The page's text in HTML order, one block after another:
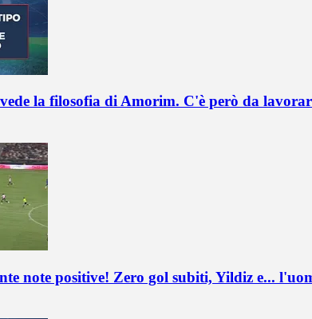
la filosofia di Amorim. C'è però da
note positive! Zero gol subiti, Yildiz e...